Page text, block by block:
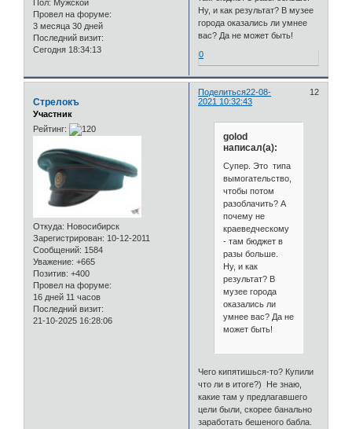
Пол: Мужской
Провел на форуме:
3 месяца 30 дней
Последний визит:
Сегодня 18:34:13
Ну, и как результат? В музее
города оказались ли умнее
вас? Да не может быть!
0
Поделиться 12
22-08-
2021 10:32:43
Стрелокъ
Участник
Рейтинг:
Откуда: Новосибирск
Зарегистрирован: 10-12-2011
Сообщений: 1584
Уважение: +665
Позитив: +400
Провел на форуме:
16 дней 11 часов
Последний визит:
21-10-2025 16:28:06
golod
написал(а):
Супер. Это типа
вымогательство,
чтобы потом
разоблачить? А
почему не
краеведческому
- там бюджет в
разы больше.
Ну, и как
результат? В
музее города
оказались ли
умнее вас? Да не
может быть!
Чего кипятишься-то? Купили
что ли в итоге?) Не знаю,
какие там у предлагавшего
цели были, скорее банально
заработать бешеного бабла.